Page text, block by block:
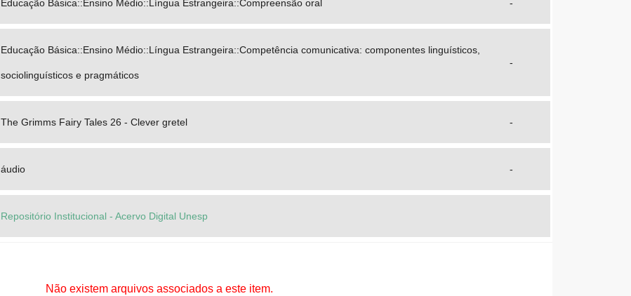
Educação Básica::Ensino Médio::Língua Estrangeira::Compreensão oral -
Educação Básica::Ensino Médio::Língua Estrangeira::Competência comunicativa: componentes linguísticos,
sociolinguísticos e pragmáticos
-
The Grimms Fairy Tales 26 - Clever gretel -
áudio -
Repositório Institucional - Acervo Digital Unesp
Não existem arquivos associados a este item.